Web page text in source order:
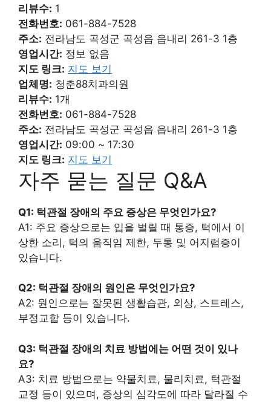
리뷰수: 1
전화번호: 061-884-7528
주소: 전라남도 곡성군 곡성읍 읍내리 261-3 1층
영업시간: 정보 없음
지도 링크: 지도 보기
업체명: 청춘88치과의원
리뷰수: 1개
전화번호: 061-884-7528
주소: 전라남도 곡성군 곡성읍 읍내리 261-3 1층
영업시간: 09:00 ~ 17:30
지도 링크: 지도 보기
자주 묻는 질문 Q&A
Q1: 턱관절 장애의 주요 증상은 무엇인가요?
A1: 주요 증상으로는 입을 벌릴 때 통증, 턱에서 이
상한 소리, 턱의 움직임 제한, 두통 및 어지럼증이
있습니다.
Q2: 턱관절 장애의 원인은 무엇인가요?
A2: 원인으로는 잘못된 생활습관, 외상, 스트레스,
부정교합 등이 있습니다.
Q3: 턱관절 장애의 치료 방법에는 어떤 것이 있나
요?
A3: 치료 방법으로는 약물치료, 물리치료, 턱관절
교정 등이 있으며, 증상의 심각도에 따라 달라질 수